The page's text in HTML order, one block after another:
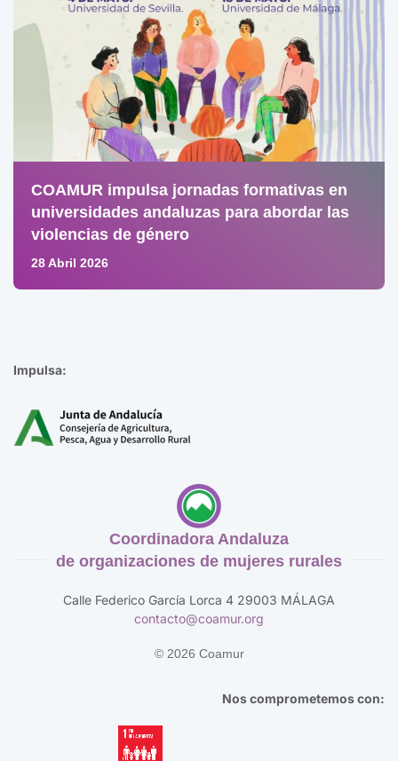
COAMUR impulsa jornadas formativas en
universidades andaluzas para abordar las
violencias de género
28 Abril 2026
Impulsa:
Coordinadora Andaluza
de organizaciones de mujeres rurales
Calle Federico García Lorca 4 29003 MÁLAGA
contacto@coamur.org
© 2026 Coamur
Nos comprometemos con: